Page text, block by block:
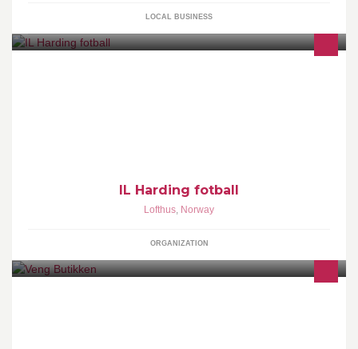
LOCAL BUSINESS
IL Harding fotball
Lofthus, Norway
ORGANIZATION